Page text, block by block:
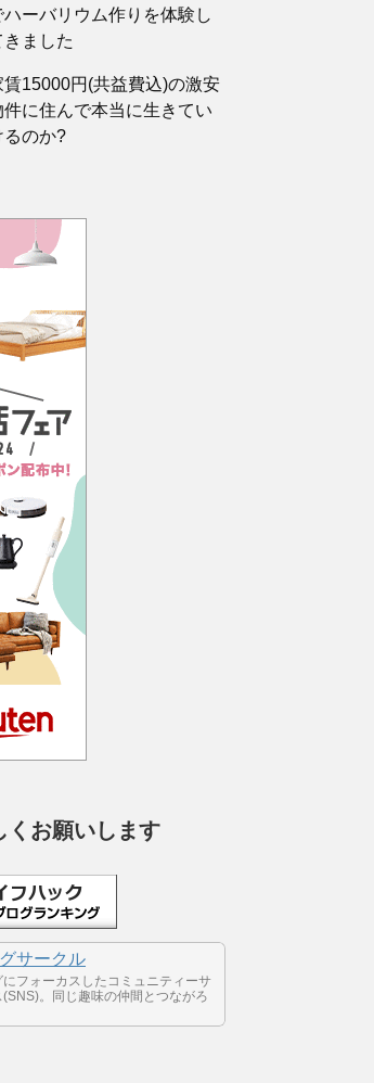
ハーバリウム作りを体験し
きました
賃15000円(共益費込)の激安
件に住んで本当に生きてい
るのか?
くお願いします
サークル
にフォーカスしたコミュニティーサ
(SNS)。同じ趣味の仲間とつながろ